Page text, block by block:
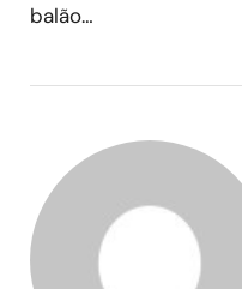
balão…